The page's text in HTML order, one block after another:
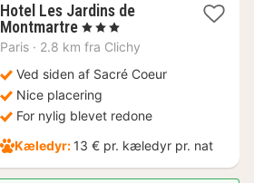
Hotel Les Jardins de
Montmartre1
nat
771
kr.
, 3 Stjerner
Paris · 2.8 km fra Clichy
Ved siden af Sacré Coeur
Nice placering
For nylig blevet redone
Kæledyr: 13 € pr. kæledyr pr. nat